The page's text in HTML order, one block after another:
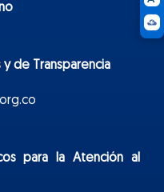
de Transparencia
para la Atención al